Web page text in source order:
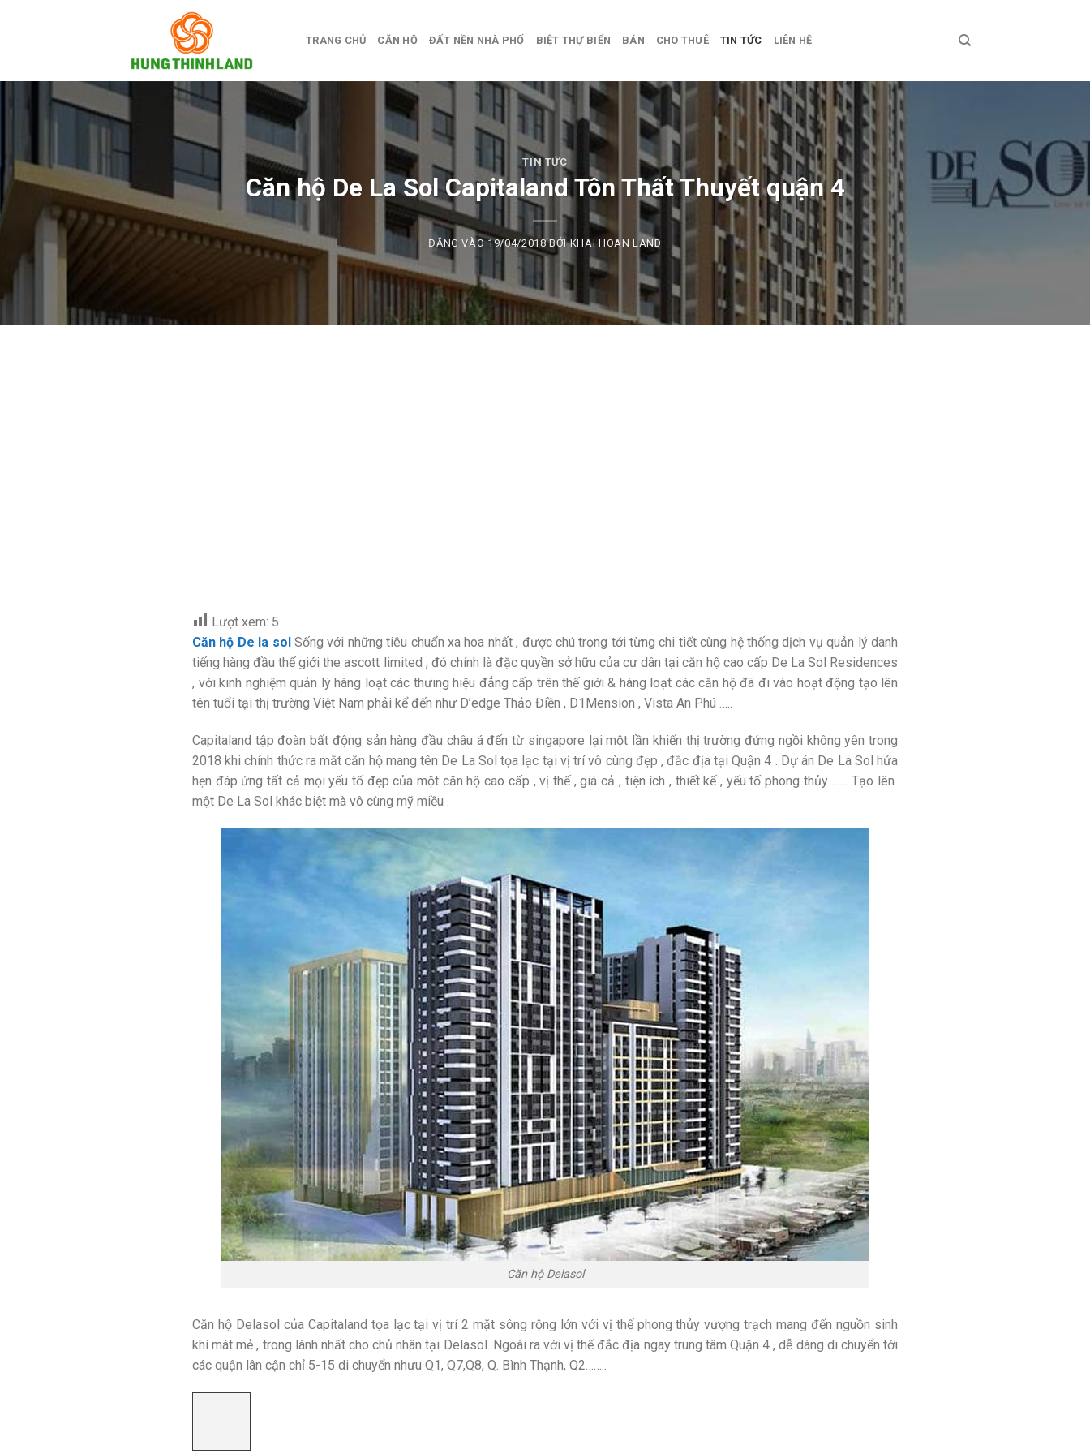
TRANG CHỦ CĂN HỘ ĐẤT NỀN NHÀ PHỐ BIỆT THỰ BIỂN BÁN CHO THUÊ TIN TỨC LIÊN HỆ
TIN TỨC
Căn hộ De La Sol Capitaland Tôn Thất Thuyết quận 4
ĐĂNG VÀO19/04/2018 BỞIKHAI HOAN LAND
Lượt xem: 5
Căn hộ De la solSống với những tiêu chuẩn xa hoa nhất , được chú trọng tới từng chi tiết cùng hệ thống dịch vụ quản lý danh
tiếng hàng đầu thế giới the ascott limited , đó chính là đặc quyền sở hữu của cư dân tại căn hộ cao cấp De La Sol Residences
, với kinh nghiệm quản lý hàng loạt các thưing hiệu đẳng cấp trên thế giới & hàng loạt các căn hộ đã đi vào hoạt động tạo lên
tên tuổi tại thị trường Việt Nam phải kể đến như D’edge Thảo Điền , D1Mension , Vista An Phú …..
Capitaland tập đoàn bất động sản hàng đầu châu á đến từ singapore lại một lần khiến thị trường đứng ngồi không yên trong
2018 khi chính thức ra mắt căn hộ mang tên De La Sol tọa lạc tại vị trí vô cùng đẹp , đắc địa tại Quận 4 . Dự án De La Sol hứa
hẹn đáp ứng tất cả mọi yếu tố đẹp của một căn hộ cao cấp , vị thế , giá cả , tiện ích , thiết kế , yếu tố phong thủy …… Tạo lên
một De La Sol khác biệt mà vô cùng mỹ miều .
Căn hộ Delasol
Căn hộ Delasol của Capitaland tọa lạc tại vị trí 2 mặt sông rộng lớn với vị thế phong thủy vượng trạch mang đến nguồn sinh
khí mát mẻ , trong lành nhất cho chủ nhân tại Delasol. Ngoài ra với vị thế đắc địa ngay trung tâm Quận 4 , dễ dàng di chuyển tới
các quận lân cận chỉ 5-15 di chuyển nhưu Q1, Q7,Q8, Q. Bình Thạnh, Q2……..